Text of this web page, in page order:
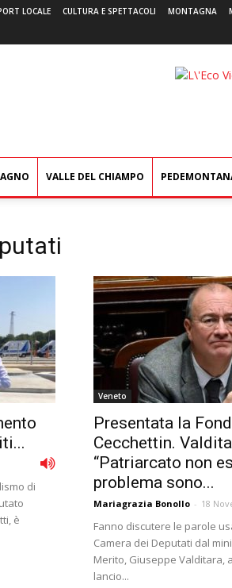
LOCALE CULTURA E SPETTACOLI MONTAGNA
VALLE DEL CHIAMPO
di
è
Veneto
Presentata la
Cecchettin.
“Patriarcato non
problema sono...
Mariagrazia Bonollo - 18
Fanno discutere le parole
Camera dei Deputati dal
Merito, Giuseppe Valditara,
lancio...